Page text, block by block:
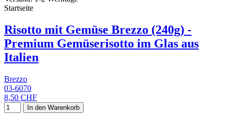
Startseite
Risotto mit Gemüse Brezzo (240g) -
Premium Gemüserisotto im Glas aus
Italien
Brezzo
03-6070
8,50 CHF
In den Warenkorb